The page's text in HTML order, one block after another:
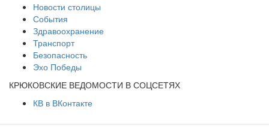
Новости столицы
События
Здравоохранение
Транспорт
Безопасность
Эхо Победы
КРЮКОВСКИЕ ВЕДОМОСТИ В СОЦСЕТЯХ
КВ в ВКонтакте